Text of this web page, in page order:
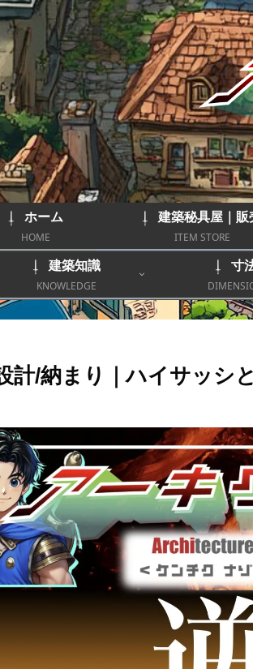
ホーム
HOME
建築秘具屋｜販
ITEM STORE
建築知識
KNOWLEDGE
寸
計/納まり｜ハイサッシ